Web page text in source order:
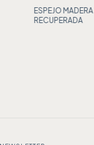
ESPEJO MADERA
RECUPERADA